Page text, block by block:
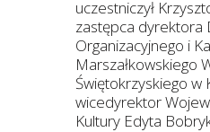
uczestniczył
zastępca dyrektora
Organizacyjnego i
Marszałkowskiego
Świętokrzyskiego w
wicedyrektor
Kultury Edyta